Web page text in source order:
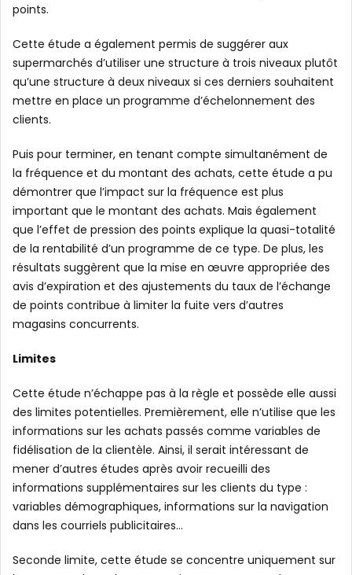
points.
Cette étude a également permis de suggérer aux
supermarchés d’utiliser une structure à trois niveaux plutôt
qu’une structure à deux niveaux si ces derniers souhaitent
mettre en place un programme d’échelonnement des
clients.
Puis pour terminer, en tenant compte simultanément de
la fréquence et du montant des achats, cette étude a pu
démontrer que l’impact sur la fréquence est plus
important que le montant des achats. Mais également
que l’effet de pression des points explique la quasi-totalité
de la rentabilité d’un programme de ce type. De plus, les
résultats suggèrent que la mise en œuvre appropriée des
avis d’expiration et des ajustements du taux de l’échange
de points contribue à limiter la fuite vers d’autres
magasins concurrents.
Limites
Cette étude n’échappe pas à la règle et possède elle aussi
des limites potentielles. Premièrement, elle n’utilise que les
informations sur les achats passés comme variables de
fidélisation de la clientèle. Ainsi, il serait intéressant de
mener d’autres études après avoir recueilli des
informations supplémentaires sur les clients du type :
variables démographiques, informations sur la navigation
dans les courriels publicitaires…
Seconde limite, cette étude se concentre uniquement sur